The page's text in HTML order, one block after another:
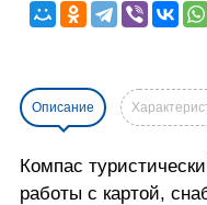
Описание
Компас
работы с картой,